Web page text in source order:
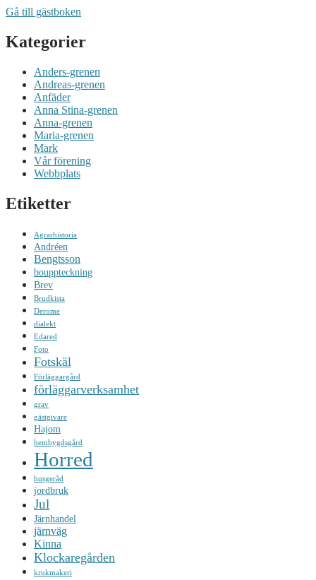
Gå till gästboken
Kategorier
Anders-grenen
Andreas-grenen
Anfäder
Anna Stina-grenen
Anna-grenen
Maria-grenen
Mark
Vår förening
Webbplats
Etiketter
Agrarhistoria
Andréen
Bengtsson
bouppteckning
Brev
Brudkista
Derome
dialekt
Edared
Foto
Fotskäl
Förläggargård
förläggarverksamhet
grav
gästgivare
Hajom
hembygdsgård
Horred
husgeråd
jordbruk
Jul
Järnhandel
järnväg
Kinna
Klockaregården
krukmakeri